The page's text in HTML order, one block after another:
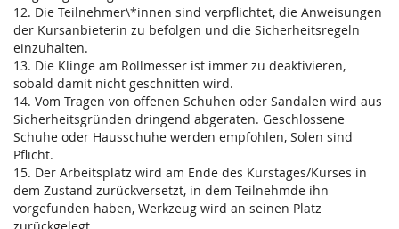
12. Die Teilnehmer\*innen sind verpflichtet, die Anweisungen
der Kursanbieterin zu befolgen und die Sicherheitsregeln
einzuhalten.
13. Die Klinge am Rollmesser ist immer zu deaktivieren,
sobald damit nicht geschnitten wird.
14. Vom Tragen von offenen Schuhen oder Sandalen wird aus
Sicherheitsgründen dringend abgeraten. Geschlossene
Schuhe oder Hausschuhe werden empfohlen, Solen sind
Pflicht.
15. Der Arbeitsplatz wird am Ende des Kurstages/Kurses in
dem Zustand zurückversetzt, in dem Teilnehmde ihn
vorgefunden haben, Werkzeug wird an seinen Platz